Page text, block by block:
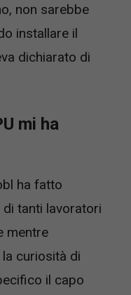
non sarebbe
installare il
dichiarato di
mi ha
ha fatto
di tanti lavoratori
mentre
curiosità di
il capo